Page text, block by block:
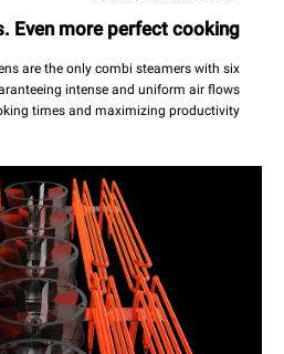
Even more perfect cooking.
are the only combi steamers with six
intense and uniform air flows
times and maximizing productivity.